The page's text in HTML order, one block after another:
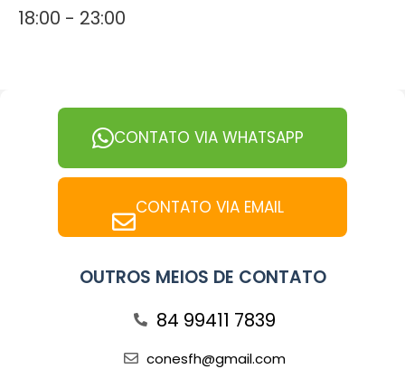
18:00 - 23:00
CONTATO VIA WHATSAPP
CONTATO VIA EMAIL
OUTROS MEIOS DE CONTATO
84 99411 7839
conesfh@gmail.com